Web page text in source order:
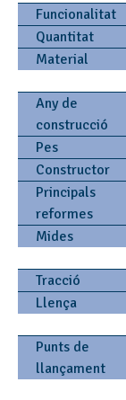
Funcionalitat
Quantitat
Material
Any de
construcció
Pes
Constructor
Principals
reformes
Mides
Tracció
Llença
Punts de
llançament